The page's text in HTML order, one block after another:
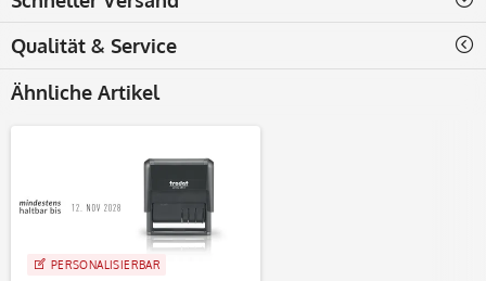
Qualität & Service
Ähnliche Artikel
PERSONALISIERBAR